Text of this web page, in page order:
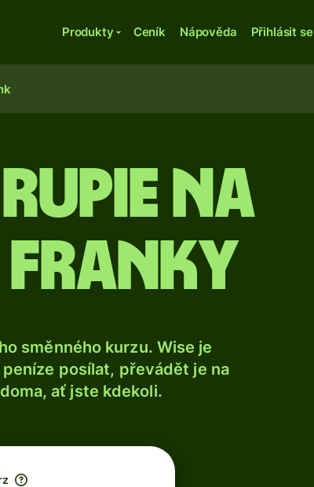
Produkty Ceník Nápověda Přihlásit se
na
franky
směnného kurzu. Wise je
posílat, převádět je na
ať jste kdekoli.